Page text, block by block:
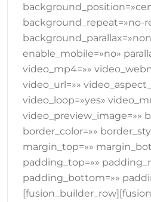
background_repeat=»no-
enable_mobile=»no»
video_mp4=»»
video_url=»»
video_loop=»yes»
video_preview_image=»»
border_color=»»
margin_top=»»
padding_top=»»
padding_bottom=»»